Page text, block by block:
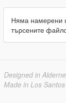
Няма намерени
търсените
Designed in
Made in Los Santos